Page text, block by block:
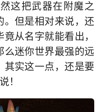
这把武器在附魔之
。但是相对来说，还
从名字就能看出，
么迷你世界最强的远
其实这一点，还是要
！